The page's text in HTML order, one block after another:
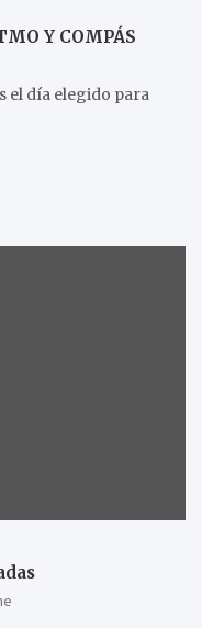
Y COMPÁS
el día elegido para